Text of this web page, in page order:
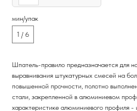
мин/упак
1 / 6
Шпатель-правило предназначается для
выравнивания штукатурных смесей на
повышенной прочности, полотно
стали, закрепленной в алюминиевом
характеристике алюминиевого профиля